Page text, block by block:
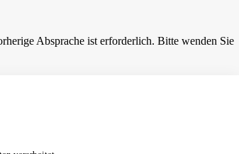
Absprache ist erforderlich. Bitte wenden Sie